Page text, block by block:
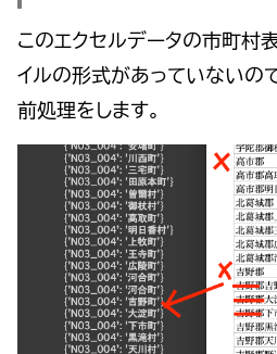
このエクセルデータの市町
イルの形式があっていないの
前処理をします。